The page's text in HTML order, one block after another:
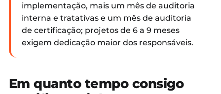
implementação, mais um mês de auditoria
interna e tratativas e um mês de auditoria
de certificação; projetos de 6 a 9 meses
exigem dedicação maior dos responsáveis.
Em quanto tempo consigo